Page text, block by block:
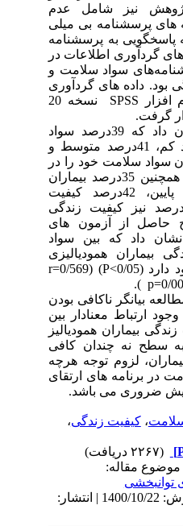
نیز شامل عدم
پرسشنامه بی میلی
به پرسشنامه
گردآوری اطلاعات در
سواد سلامت و
داده های گردآوری
SPSS
نسخه 20
گرفت.
داده ها نشان داد که 39درصد سواد
سلامت بیماران در حد کم، 41درصد متوسط و
سواد سلامت خود را در
حد زیاد عنوان کردند، همچنین 35درصد بیماران
دارای کیفیت زندگی پایین، 42درصد کیفیت
متوسط و 23درصد نیز کیفیت زندگی
حاصل از آزمون های
داد که بین سواد
همودیالیزی
(0/05>
P
)
(
r=0/569
).
بیانگر ناکافی بودن
ارتباط معنادار بین
بیماران همودیالیز
به سطح نه چندان کافی
لزوم توجه هرچه
در برنامه های ارتقای
ضروری می باشد.
،کیفیت زندگی،
مقاله:
دریافت: 1400/7/4 | پذیرش: 1400/10/22 | انتشار: